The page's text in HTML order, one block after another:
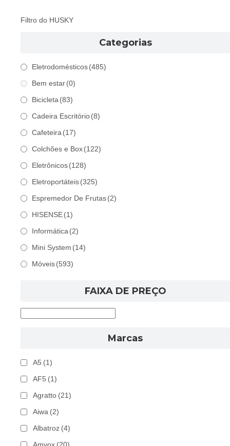
Filtro do HUSKY
Categorias
Eletrodomésticos (485)
Bem estar (0)
Bicicleta (83)
Cadeira Escritório (8)
Cafeteira (17)
Colchões e Box (122)
Eletrônicos (128)
Eletroportáteis (325)
Espremedor De Frutas (2)
HISENSE (1)
Informática (2)
Mini System (14)
Móveis (593)
FAIXA DE PREÇO
Marcas
A5 (1)
AF5 (1)
Agratto (21)
Aiwa (2)
Albatroz (4)